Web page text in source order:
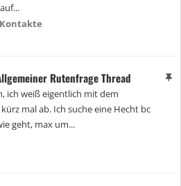
A
Rutenfrage Thread
ich weiß eigentlich mit dem
mal ab. Ich suche eine Hecht bc
geht, max um...